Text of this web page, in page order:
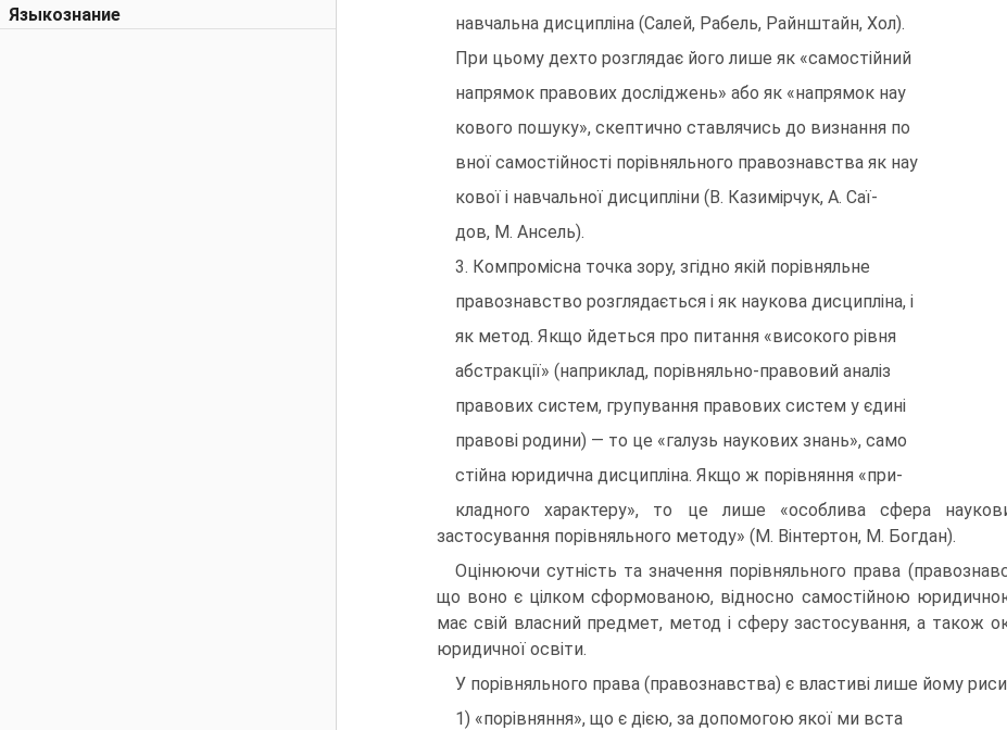
Языкознание
навчальна дисципліна (Салей, Рабель, Райнштайн, Хол).
При цьому дехто розглядає його лише як «самостійний
напрямок правових досліджень» або як «напрямок нау
кового пошуку», скептично ставлячись до визнання по
вної самостійності порівняльного правознавства як нау
кової і навчальної дисципліни (В. Казимірчук, А. Саї-
дов, М. Ансель).
3. Компромісна точка зору, згідно якій порівняльне
правознавство розглядається і як наукова дисципліна, і
як метод. Якщо йдеться про питання «високого рівня
абстракції» (наприклад, порівняльно-правовий аналіз
правових систем, групування правових систем у єдині
правові родини) — то це «галузь наукових знань», само
стійна юридична дисципліна. Якщо ж порівняння «при-
кладного характеру», то це лише «особлива сфера
застосування порівняльного методу» (М. Вінтертон, М. Богдан).
Оцінюючи сутність та значення порівняльного права
що воно є цілком сформованою, відносно самостійною
має свій власний предмет, метод і сферу застосування, а також
юридичної освіти.
У порівняльного права (правознавства) є властиві лише йому
1) «порівняння», що є дією, за допомогою якої ми вста